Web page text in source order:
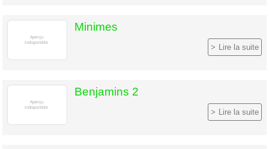
Minimes
Lire la suite
Benjamins 2
Lire la suite